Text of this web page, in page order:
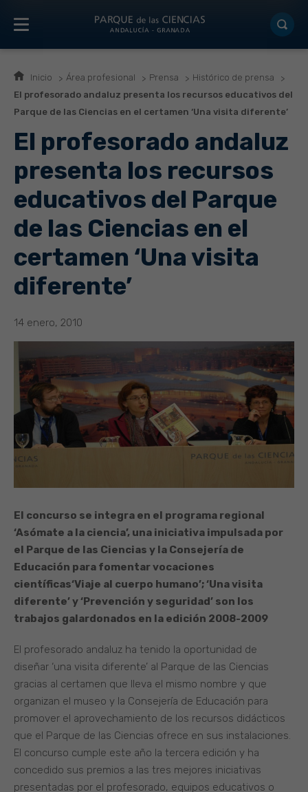
Inicio Área profesional Prensa
Histórico de prensa
El profesorado andaluz presenta los recursos educativos del
Parque de las Ciencias en el certamen ‘Una visita diferente’
El profesorado andaluz
presenta los recursos
educativos del Parque
de las Ciencias en el
certamen ‘Una visita
diferente’
14 enero, 2010
El concurso se integra en el programa regional
‘Asómate a la ciencia’, una iniciativa impulsada por
el Parque de las Ciencias y la Consejería de
Educación para fomentar vocaciones
científicas‘Viaje al cuerpo humano’; ‘Una visita
diferente’ y ‘Prevención y seguridad’ son los
trabajos galardonados en la edición 2008-2009
El profesorado andaluz ha tenido la oportunidad de
diseñar ‘una visita diferente’ al Parque de las Ciencias
gracias al certamen que lleva el mismo nombre y que
organizan el museo y la Consejería de Educación para
promover el aprovechamiento de los recursos didácticos
que el Parque de las Ciencias ofrece en sus instalaciones.
El concurso cumple este año la tercera edición y ha
concedido sus premios a las tres mejores iniciativas
presentadas por el profesorado, equipos educativos o